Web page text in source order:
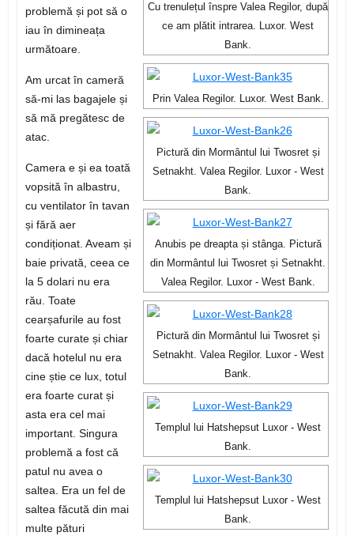
Cu trenulețul înspre Valea Regilor, după
ce am plătit intrarea. Luxor. West
Bank.
Prin Valea Regilor. Luxor. West Bank.
Pictură din Mormântul lui Twosret și
Setnakht. Valea Regilor. Luxor - West
Bank.
Anubis pe dreapta și stânga. Pictură
din Mormântul lui Twosret și Setnakht.
Valea Regilor. Luxor - West Bank.
Pictură din Mormântul lui Twosret și
Setnakht. Valea Regilor. Luxor - West
Bank.
Templul lui Hatshepsut Luxor - West
Bank.
Templul lui Hatshepsut Luxor - West
Bank.
problemă și pot să o
iau în dimineața
următoare.
Am urcat în cameră
să-mi las bagajele și
să mă pregătesc de
atac.
Camera e și ea toată
vopsită în albastru,
cu ventilator în tavan
și fără aer
condiționat. Aveam și
baie privată, ceea ce
la 5 dolari nu era
rău. Toate
cearșafurile au fost
foarte curate și chiar
dacă hotelul nu era
cine știe ce lux, totul
era foarte curat și
asta era cel mai
important. Singura
problemă a fost că
patul nu avea o
saltea. Era un fel de
saltea făcută din mai
multe pături